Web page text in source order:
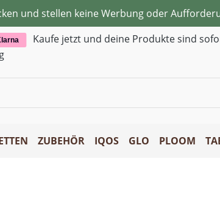
und stellen keine Werbung oder
Kaufe jetzt und deine Produkte sind
ZUBEHÖR IQOS GLO PLOOM